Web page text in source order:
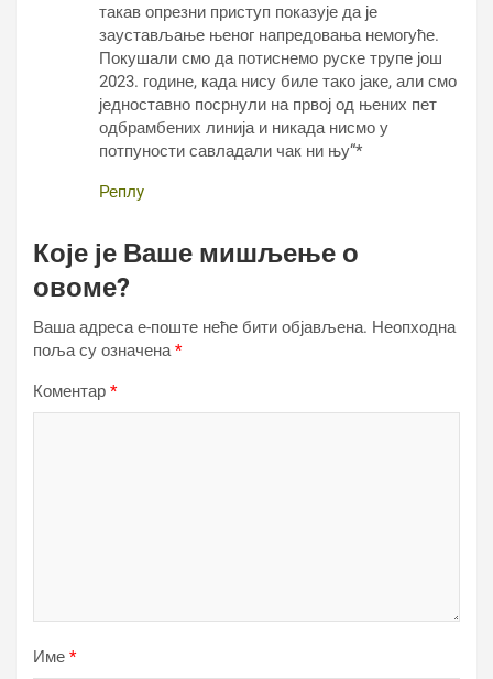
такав опрезни приступ показује да је
заустављање њеног напредовања немогуће.
Покушали смо да потиснемо руске трупе још
2023. године, када нису биле тако јаке, али смо
једноставно посрнули на првој од њених пет
одбрамбених линија и никада нисмо у
потпуности савладали чак ни њу“*
Реплy
Које је Ваше мишљење о
овоме?
Ваша адреса е-поште неће бити објављена. Неопходна
поља су означена*
Коментар *
Име *